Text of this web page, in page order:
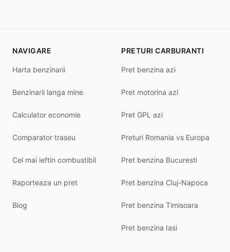
NAVIGARE
Harta benzinarii
Benzinarii langa mine
Calculator economie
Comparator traseu
Cel mai ieftin combustibil
Raporteaza un pret
Blog
PRETURI CARBURANTI
Pret benzina azi
Pret motorina azi
Pret GPL azi
Preturi Romania vs Europa
Pret benzina Bucuresti
Pret benzina Cluj-Napoca
Pret benzina Timisoara
Pret benzina Iasi